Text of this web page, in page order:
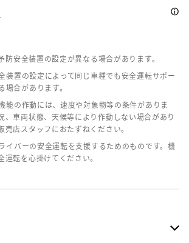
安全装置の設定が異なる場合があります。
装置の設定によって同じ車種でも安全運転サポー
場合があります。
能の作動には、速度や対象物等の条件がありま
、車両状態、天候等により作動しない場合があり
売店スタッフにおたずねください。
イバーの安全運転を支援するためのものです。機
運転を心掛けてください。